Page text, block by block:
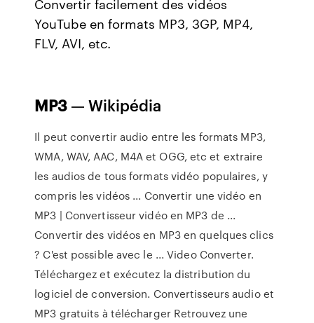
YouTube en formats MP3, 3GP, MP4,
FLV, AVI, etc.
MP3 — Wikipédia
Il peut convertir audio entre les formats MP3,
WMA, WAV, AAC, M4A et OGG, etc et extraire
les audios de tous formats vidéo populaires, y
compris les vidéos ... Convertir une vidéo en
MP3 | Convertisseur vidéo en MP3 de ...
Convertir des vidéos en MP3 en quelques clics
? C'est possible avec le ... Video Converter.
Téléchargez et exécutez la distribution du
logiciel de conversion. Convertisseurs audio et
MP3 gratuits à télécharger Retrouvez une